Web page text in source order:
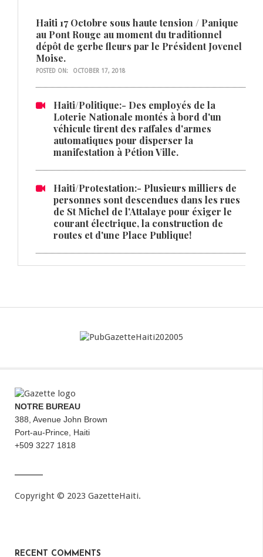
Haiti 17 Octobre sous haute tension / Panique
au Pont Rouge au moment du traditionnel
dépôt de gerbe fleurs par le Président Jovenel
Moise.
POSTED ON: OCTOBER 17, 2018
Haiti/Politique:- Des employés de la
Loterie Nationale montés à bord d'un
véhicule tirent des raffales d'armes
automatiques pour disperser la
manifestation à Pétion Ville.
Haiti/Protestation:- Plusieurs milliers de
personnes sont descendues dans les rues
de St Michel de l'Attalaye pour éxiger le
courant électrique, la construction de
routes et d'une Place Publique!
NOTRE BUREAU
388, Avenue John Brown
Port-au-Prince, Haiti
+509 3227 1818
Copyright © 2023 GazetteHaiti.
RECENT COMMENTS